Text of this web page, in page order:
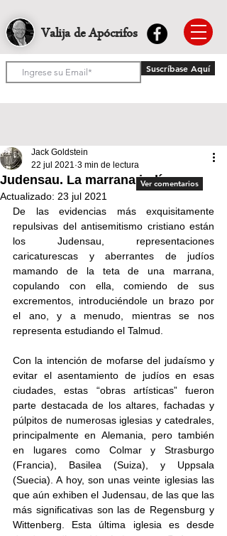
Valija de Apócrifos
Suscríbase Aquí
Judensau. La marrana judía
Jack Goldstein
22 jul 2021 3 min de lectura
Actualizado: 23 jul 2021
De las evidencias más exquisitamente
repulsivas del antisemitismo cristiano están
los Judensau, representaciones
caricaturescas y aberrantes de judíos
mamando de la teta de una marrana,
copulando con ella, comiendo de sus
excrementos, introduciéndole un brazo por
el ano, y a menudo, mientras se nos
representa estudiando el Talmud.
Con la intención de mofarse del judaísmo y
evitar el asentamiento de judíos en esas
ciudades, estas “obras artísticas” fueron
parte destacada de los altares, fachadas y
púlpitos de numerosas iglesias y catedrales,
principalmente en Alemania, pero también
en lugares como Colmar y Strasburgo
(Francia), Basilea (Suiza), y Uppsala
(Suecia). A hoy, son unas veinte iglesias las
que aún exhiben el Judensau, de las que las
más significativas son las de Regensburg y
Wittenberg. Esta última iglesia es desde
Ver comentarios